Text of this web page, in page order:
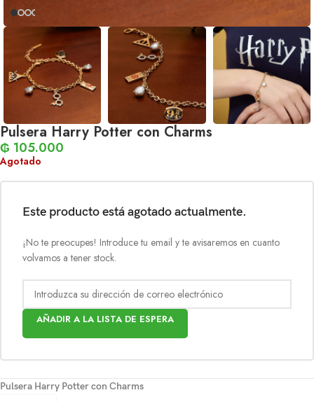
Pulsera Harry Potter con Charms
₲ 105.000
Agotado
Este producto está agotado actualmente.
¡No te preocupes! Introduce tu email y te avisaremos en cuanto
volvamos a tener stock.
AÑADIR A LA LISTA DE ESPERA
Pulsera Harry Potter con Charms